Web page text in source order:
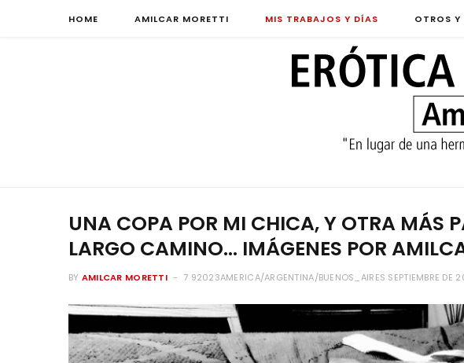
HOME AMILCAR MORETTI MIS TRABAJOS Y DÍAS OTROS Y
UNA COPA POR MI CHICA, Y OTRA MÁS
LARGO CAMINO… IMÁGENES POR
BY AMILCAR MORETTI 7 92023AMERICA/ARGENTINA/BUENOS_AIRES SEPTIEMBRE DE